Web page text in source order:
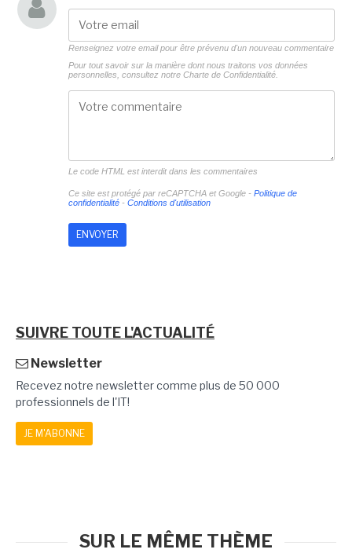
Renseignez votre email pour être prévenu d'un nouveau commentaire
Pour tout savoir sur la manière dont nous traitons vos données
personnelles, consultez notre Charte de Confidentialité.
Le code HTML est interdit dans les commentaires
Ce site est protégé par reCAPTCHA et Google - Politique de
confidentialité- Conditions d'utilisation
SUIVRE TOUTE L'ACTUALITÉ
Newsletter
Recevez notre newsletter comme plus de 50 000
professionnels de l'IT!
JE M'ABONNE
SUR LE MÊME THÈME